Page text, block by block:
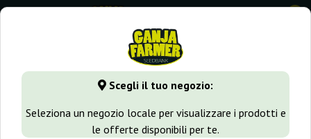
Scegli il tuo negozio:
Seleziona un negozio locale per visualizzare i prodotti e
le offerte disponibili per te.
0
GanjaFarmer.it Varietà di Cannabis OG Kush Auto
Seeds